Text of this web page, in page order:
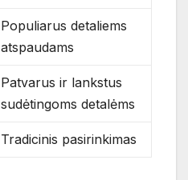
Populiarus detaliems
atspaudams
Patvarus ir lankstus
sudėtingoms detalėms
Tradicinis pasirinkimas